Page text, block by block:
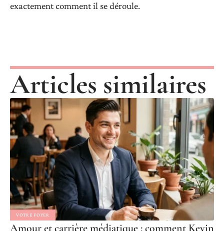
exactement comment il se déroule.
Articles similaires
VOTRE FOYER
Amour et carrière médiatique : comment Kevin